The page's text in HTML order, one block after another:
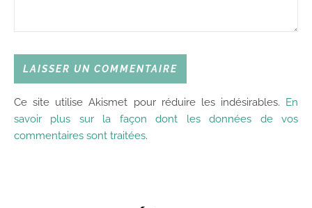
Ce site utilise Akismet pour réduire les indésirables. En
savoir plus sur la façon dont les données de vos
commentaires sont traitées.